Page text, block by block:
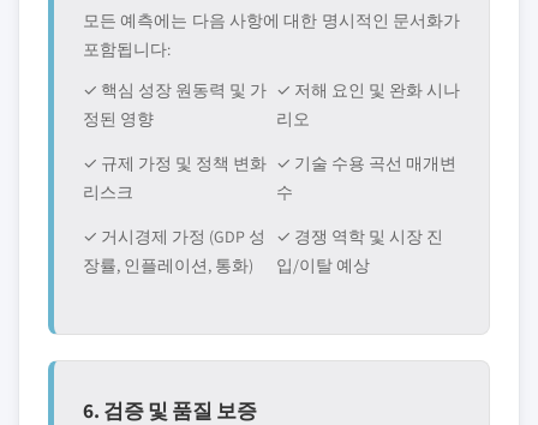
모든 예측에는 다음 사항에 대한 명시적인 문서화가
포함됩니다:
✓ 핵심 성장 원동력 및 가
정된 영향
✓ 저해 요인 및 완화 시나
리오
✓ 규제 가정 및 정책 변화
리스크
✓ 기술 수용 곡선 매개변
수
✓ 거시경제 가정 (GDP 성
장률, 인플레이션, 통화)
✓ 경쟁 역학 및 시장 진
입/이탈 예상
6. 검증 및 품질 보증